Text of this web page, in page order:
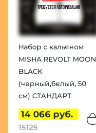
Набор с кальяном
MISHA REVOLT MOON
BLACK
(черный,белый, 50
см) СТАНДАРТ
14 066 руб.
15125